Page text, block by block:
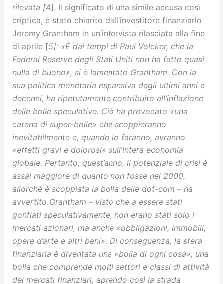
rilevata [4]. Il significato di una simile accusa così
criptica, è stato chiarito dall’investitore finanziario
Jeremy Grantham in un’intervista rilasciata alla fine
di aprile [5]: «È dai tempi di Paul Volcker, che la
Federal Reserve degli Stati Uniti non ha fatto quasi
nulla di buono», si è lamentato Grantham. Con la
sua politica monetaria espansiva degli ultimi anni e
decenni, ha ripetutamente contribuito all’inflazione
delle bolle speculative. Ciò ha provocato «una
catena di super-bolle» che scoppieranno
inevitabilmente e, quando lo faranno, avranno
«effetti gravi e dolorosi» sull’intera economia
globale. Pertanto, quest’anno, il potenziale di crisi è
assai maggiore di quanto non fosse nel 2000,
allorché è scoppiata la bolla delle dot-com – ha
avvertito Grantham – visto che a essere stati
gonfiati speculativamente, non erano stati solo i
mercati azionari, ma anche «obbligazioni, immobili,
opere d’arte e altri beni». Di conseguenza, la sfera
finanziaria è diventata una «bolla di ogni cosa», una
bolla che comprende molti settori e classi di attività
dei mercati finanziari, aprendo così la strada